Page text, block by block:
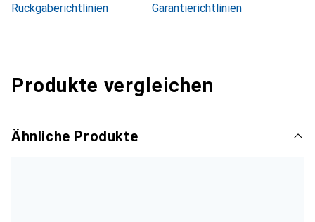
Rückgaberichtlinien
Garantierichtlinien
Produkte vergleichen
Ähnliche Produkte